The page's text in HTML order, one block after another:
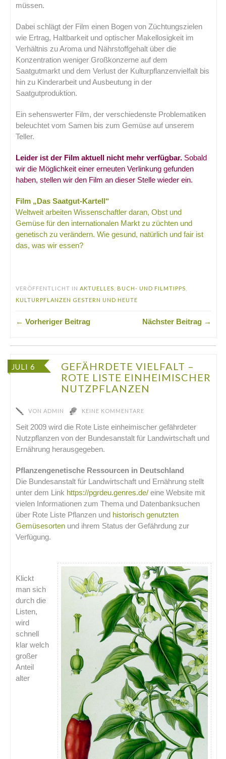
müssen.
Dabei schlägt der Film einen Bogen von Züchtungszielen
wie Ertrag, Haltbarkeit und optischer Makellosigkeit im
Verhältnis zu Aroma und Nährstoffgehalt über die
Konzentration weniger Großkonzerne auf dem
Saatgutmarkt und dem Verlust der Kulturpflanzenvielfalt bis
hin zu Kinderarbeit und Ausbeutung in der
Saatgutproduktion.
Ein sehenswerter Film, der verschiedenste Problematiken
beleuchtet vom Samen bis zum Gemüse auf unserem
Teller.
Leider ist der Film aktuell nicht mehr verfügbar. Sobald
wir die Möglichkeit einer erneuten Verlinkung gefunden
haben, stellen wir den Film an dieser Stelle wieder ein.
Film „Das Saatgut-Kartell“
Weltweit arbeiten Wissenschaftler daran, Obst und
Gemüse für den internationalen Markt zu züchten und
genetisch zu verändern. Wie gesund, natürlich und fair ist
das, was wir essen?
VERÖFFENTLICHT IN AKTUELLES BUCH- UND FILMTIPPS
KULTURPFLANZEN GESTERN UND HEUTE
← Vorheriger Beitrag Nächster Beitrag →
JULI 6
GEFÄHRDETE VIELFALT –
ROTE LISTE EINHEIMISCHER
NUTZPFLANZEN
VON ADMIN KEINE KOMMENTARE
Seit 2009 wird die Rote Liste einheimischer gefährdeter
Nutzpflanzen von der Bundesanstalt für Landwirtschaft und
Ernährung herausgegeben.
Pflanzengenetische Ressourcen in Deutschland
Die Bundesanstalt für Landwirtschaft und Ernährung stellt
unter dem Link https://pgrdeu.genres.de/ eine Website mit
vielen Informationen zum Thema und Datenbanksuchen
über Rote Liste Pflanzen und historisch genutzten
Gemüsesorten und ihrem Status der Gefährdung zur
Verfügung.
Klickt
man sich
durch die
Listen,
wird
schnell
klar welch
großer
Anteil
alter